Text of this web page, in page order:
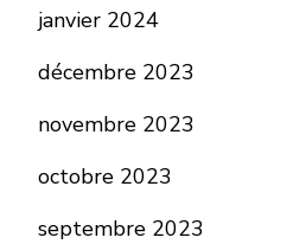
janvier 2024
décembre 2023
novembre 2023
octobre 2023
septembre 2023